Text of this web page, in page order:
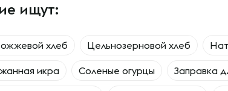
ищут:
хлеб Цельнозерновой хлеб
икра Соленые огурцы Заправка